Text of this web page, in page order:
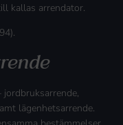
kallas arrendator.
lägenhetsarrende.